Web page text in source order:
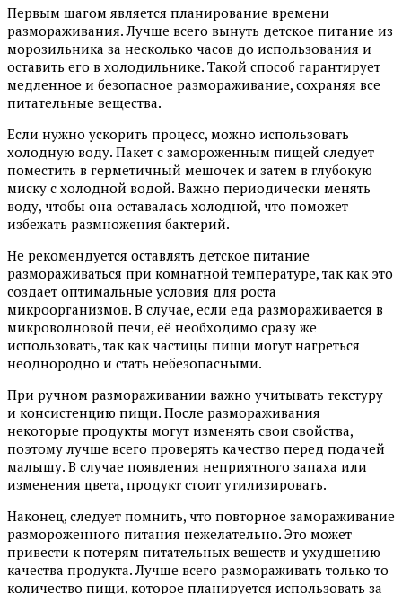
Первым шагом является планирование времени
размораживания. Лучше всего вынуть детское питание из
морозильника за несколько часов до использования и
оставить его в холодильнике. Такой способ гарантирует
медленное и безопасное размораживание, сохраняя все
питательные вещества.
Если нужно ускорить процесс, можно использовать
холодную воду. Пакет с замороженным пищей следует
поместить в герметичный мешочек и затем в глубокую
миску с холодной водой. Важно периодически менять
воду, чтобы она оставалась холодной, что поможет
избежать размножения бактерий.
Не рекомендуется оставлять детское питание
размораживаться при комнатной температуре, так как это
создает оптимальные условия для роста
микроорганизмов. В случае, если еда размораживается в
микроволновой печи, её необходимо сразу же
использовать, так как частицы пищи могут нагреться
неоднородно и стать небезопасными.
При ручном размораживании важно учитывать текстуру
и консистенцию пищи. После размораживания
некоторые продукты могут изменять свои свойства,
поэтому лучше всего проверять качество перед подачей
малышу. В случае появления неприятного запаха или
изменения цвета, продукт стоит утилизировать.
Наконец, следует помнить, что повторное замораживание
размороженного питания нежелательно. Это может
привести к потерям питательных веществ и ухудшению
качества продукта. Лучше всего размораживать только то
количество пищи, которое планируется использовать за